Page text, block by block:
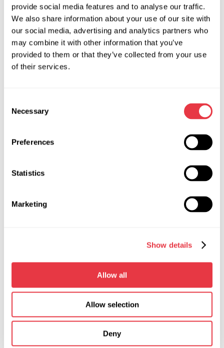
provide social media features and to analyse our traffic.
We also share information about your use of our site with
our social media, advertising and analytics partners who
may combine it with other information that you’ve
provided to them or that they’ve collected from your use
of their services.
Selection
Necessary
Preferences
Statistics
Marketing
Show details
Allow all
Allow selection
Deny
kosztowne i bardziej skomplikowane naprawy i konserwację.
Zalety i wady klimatyzatora
Główną zaletą klimatyzatorów jest prostota konstrukcji.
Oznacza to mniej elektryki i elektroniki - tańsze naprawy i
konserwacja. Ponadto samochody z klimatyzacją są tańsze
aby utrzymać komfortową temperaturę w kabinie, trzeba
łatwo się przeziębić;
różnych częściach samochodu.
Systemy te znacznie różnią się od siebie: klimatyzacja jest
klimatyzacji, należy kierować się możliwościami finansowymi
i podstawowymi potrzebami. Jeśli potrzebujesz tylko
chłodnego powietrza w salonie - klimatyzator poradzi sobie
z tym zadaniem całkiem dobrze. Jeśli ważne jest stworzenie
wybierz samochód z systemem klimatyzacji i oczywiście
przygotuj się na wyższe koszty.
Ważne jest również, aby zdać sobie sprawę, że istnieją